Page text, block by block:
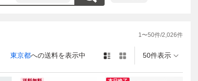
がある場合がござい
1〜50件/2,026件
東京都への送料を表示中 50件表示